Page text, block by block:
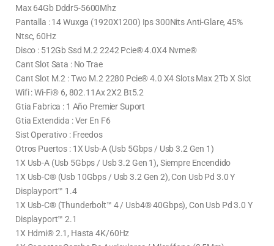
Max 64Gb Dddr5-5600Mhz
Pantalla : 14 Wuxga (1920X1200) Ips 300Nits Anti-Glare, 45%
Ntsc, 60Hz
Disco : 512Gb Ssd M.2 2242 Pcie® 4.0X4 Nvme®
Cant Slot Sata : No Trae
Cant Slot M.2 : Two M.2 2280 Pcie® 4.0 X4 Slots Max 2Tb X Slot
Wifi : Wi-Fi® 6, 802.11Ax 2X2 Bt5.2
Gtia Fabrica : 1 Año Premier Suport
Gtia Extendida : Ver En F6
Sist Operativo : Freedos
Otros Puertos : 1X Usb-A (Usb 5Gbps / Usb 3.2 Gen 1)
1X Usb-A (Usb 5Gbps / Usb 3.2 Gen 1), Siempre Encendido
1X Usb-C® (Usb 10Gbps / Usb 3.2 Gen 2), Con Usb Pd 3.0 Y
Displayport™ 1.4
1X Usb-C® (Thunderbolt™ 4 / Usb4® 40Gbps), Con Usb Pd 3.0 Y
Displayport™ 2.1
1X Hdmi® 2.1, Hasta 4K/60Hz